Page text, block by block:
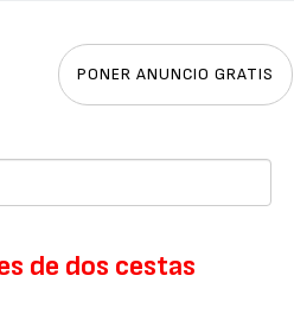
PONER ANUNCIO GRATIS
de dos cestas